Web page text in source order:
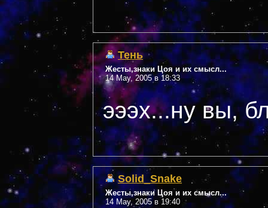
Тень
Жесты,знаки Цоя и их смысл...
14 May, 2005 в 18:33
эээх...ну вы,
Solid_Snake
Жесты,знаки Цоя и их смысл...
14 May, 2005 в 19:40